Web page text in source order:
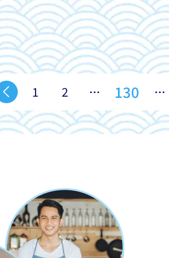
1 2 … 130 …